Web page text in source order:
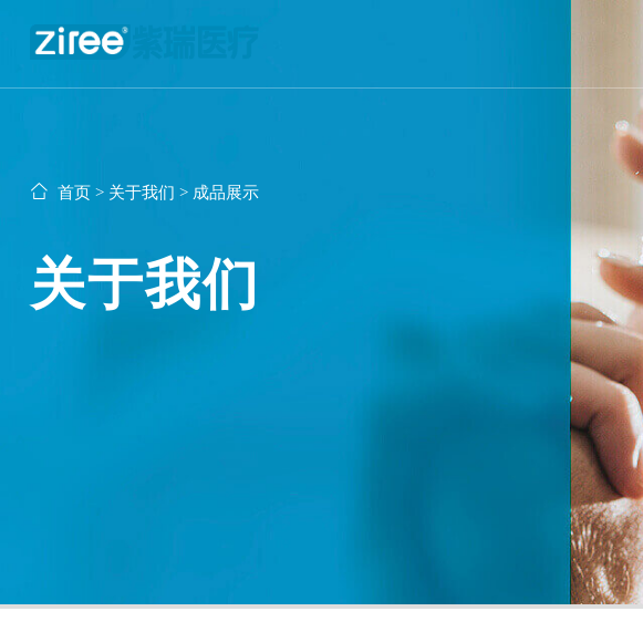
首页> 关于我们 > 成品展示
关于我们